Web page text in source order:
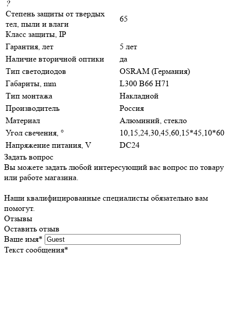
?
Степень защиты от твердых
тел, пыли и влаги
Класс защиты, IP
65
Гарантия, лет
5 лет
Наличие вторичной оптики
да
Тип светодиодов
OSRAM (Германия)
Габариты, mm
L300 B66 H71
Тип монтажа
Накладной
Производитель
Россия
Материал
Алюминий, стекло
Угол свечения, °
10,15,24,30,45,60,15*45,10*60
Напряжение питания, V
DC24
Задать вопрос
Вы можете задать любой интересующий вас вопрос по товару
или работе магазина.
Наши квалифицированные специалисты обязательно вам
помогут.
Отзывы
Оставить отзыв
Ваше имя*
Текст сообщения*